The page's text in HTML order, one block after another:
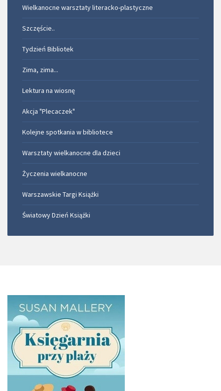
Wielkanocne warsztaty literacko-plastyczne
Szczęście..
Tydzień Bibliotek
Zima, zima...
Lektura na wiosnę
Akcja "Plecaczek"
Kolejne spotkania w bibliotece
Warsztaty wielkanocne dla dzieci
Życzenia wielkanocne
Warszawskie Targi Książki
Światowy Dzień Książki